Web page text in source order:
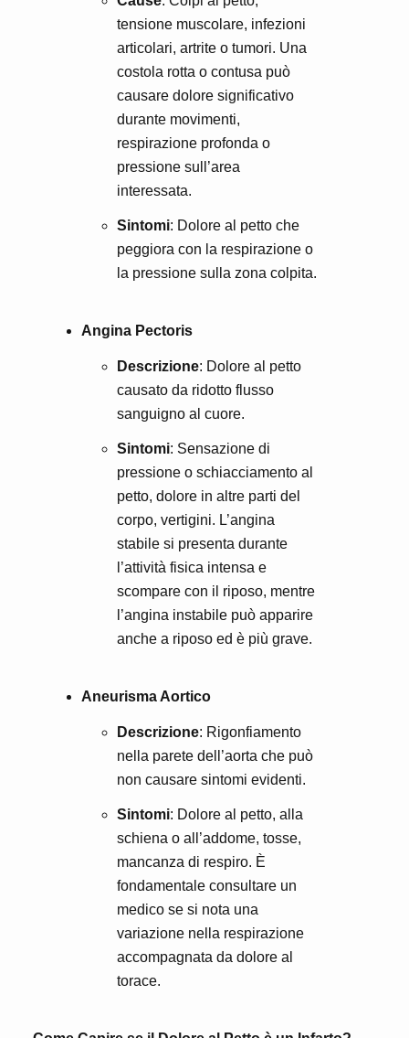
tensione muscolare, infezioni
articolari, artrite o tumori. Una
costola rotta o contusa può
causare dolore significativo
durante movimenti,
respirazione profonda o
pressione sull’area
interessata.
Sintomi: Dolore al petto che
peggiora con la respirazione o
la pressione sulla zona colpita.
Angina Pectoris
Descrizione: Dolore al petto
causato da ridotto flusso
sanguigno al cuore.
Sintomi: Sensazione di
pressione o schiacciamento al
petto, dolore in altre parti del
corpo, vertigini. L’angina
stabile si presenta durante
l’attività fisica intensa e
scompare con il riposo, mentre
l’angina instabile può apparire
anche a riposo ed è più grave.
Aneurisma Aortico
Descrizione: Rigonfiamento
nella parete dell’aorta che può
non causare sintomi evidenti.
Sintomi: Dolore al petto, alla
schiena o all’addome, tosse,
mancanza di respiro. È
fondamentale consultare un
medico se si nota una
variazione nella respirazione
accompagnata da dolore al
torace.